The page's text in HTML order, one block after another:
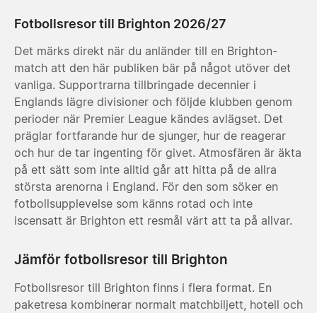
Fotbollsresor till Brighton 2026/27
Det märks direkt när du anländer till en Brighton-
match att den här publiken bär på något utöver det
vanliga. Supportrarna tillbringade decennier i
Englands lägre divisioner och följde klubben genom
perioder när Premier League kändes avlägset. Det
präglar fortfarande hur de sjunger, hur de reagerar
och hur de tar ingenting för givet. Atmosfären är äkta
på ett sätt som inte alltid går att hitta på de allra
största arenorna i England. För den som söker en
fotbollsupplevelse som känns rotad och inte
iscensatt är Brighton ett resmål värt att ta på allvar.
Jämför fotbollsresor till Brighton
Fotbollsresor till Brighton finns i flera format. En
paketresa kombinerar normalt matchbiljett, hotell och